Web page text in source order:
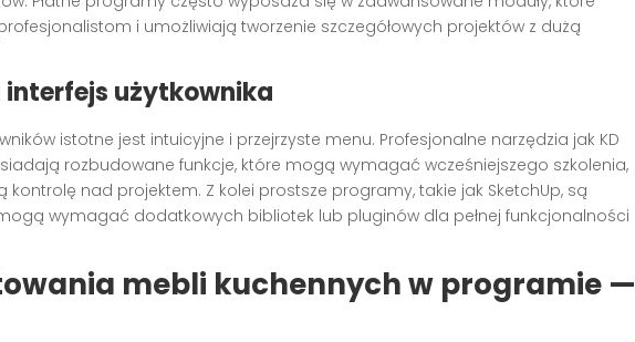
i umożliwiają tworzenie szczegółowych projektów z dużą
interfejs użytkownika
istotne jest intuicyjne i przejrzyste menu. Profesjonalne narzędzia jak KD
rozbudowane funkcje, które mogą wymagać wcześniejszego szkolenia,
kontrolę nad projektem. Z kolei prostsze programy, takie jak SketchUp, są
wymagać dodatkowych bibliotek lub pluginów dla pełnej funkcjonalności
mebli kuchennych w programie —